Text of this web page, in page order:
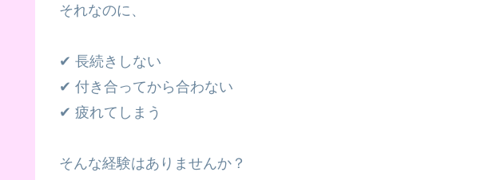
それなのに、
✔ 長続きしない
✔ 付き合ってから合わない
✔ 疲れてしまう
そんな経験はありませんか？